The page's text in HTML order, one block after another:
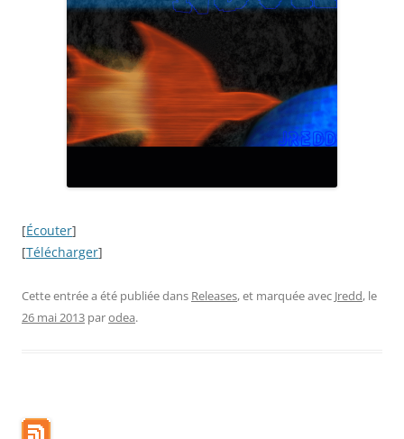
[Écouter]
[Télécharger]
Cette entrée a été publiée dans Releases, et marquée avec Jredd, le
26 mai 2013 parodea.